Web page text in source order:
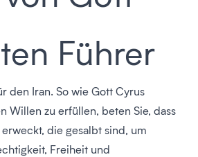
Führer
den Iran. So wie Gott Cyrus
Willen zu erfüllen, beten Sie, dass
die gesalbt sind, um
Freiheit und